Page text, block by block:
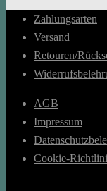
Zahlungsarten
Versand
Retouren/
AGB
Impressum
Cookie-